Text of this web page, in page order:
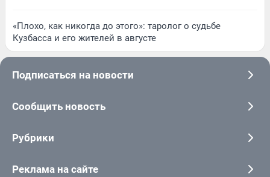
«Плохо, как никогда до этого»: таролог о судьбе
Кузбасса и его жителей в августе
Подписаться на новости
Сообщить новость
Рубрики
Реклама на сайте